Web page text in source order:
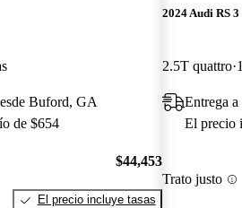
Buford, GA
de $654
$44,453
El precio incluye tasas
2024 Audi RS 3
2.5T quattro
Entrega
El precio
Trato justo